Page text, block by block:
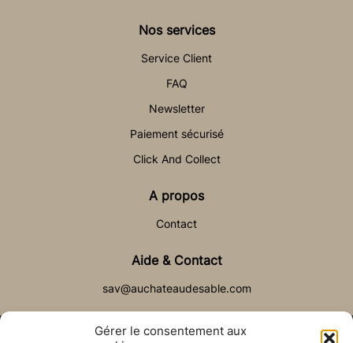
Gérer le consentement aux
Nos services
Service Client
FAQ
Newsletter
Paiement sécurisé
Click And Collect
A propos
Contact
Aide & Contact
sav@auchateaudesable.com